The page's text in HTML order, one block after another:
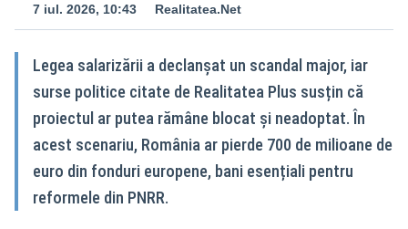
7 iul. 2026, 10:43 Realitatea.Net
Legea salarizării a declanșat un scandal major, iar
surse politice citate de Realitatea Plus susțin că
proiectul ar putea rămâne blocat și neadoptat. În
acest scenariu, România ar pierde 700 de milioane de
euro din fonduri europene, bani esențiali pentru
reformele din PNRR.